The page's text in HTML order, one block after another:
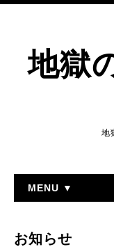
地獄
地
MENU ▼
お知らせ